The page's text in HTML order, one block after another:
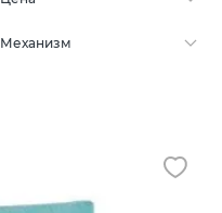
Механизм